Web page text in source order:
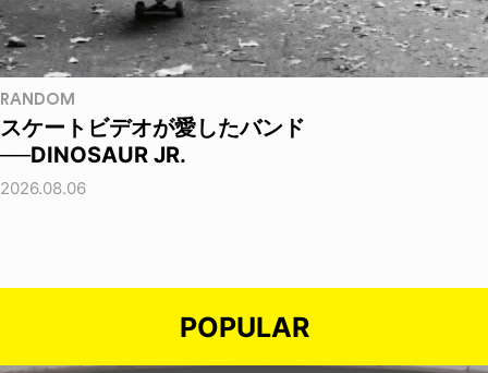
RANDOM
スケートビデオが愛したバンド
──DINOSAUR JR.
2026.08.06
POPULAR